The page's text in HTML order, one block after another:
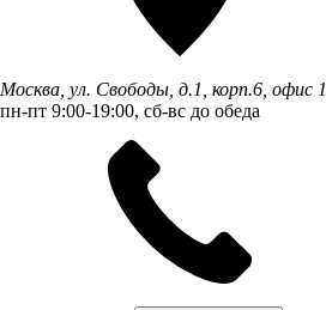
Москва, ул. Свободы, д.1, корп.6, офис 1
пн-пт 9:00-19:00, сб-вс до обеда